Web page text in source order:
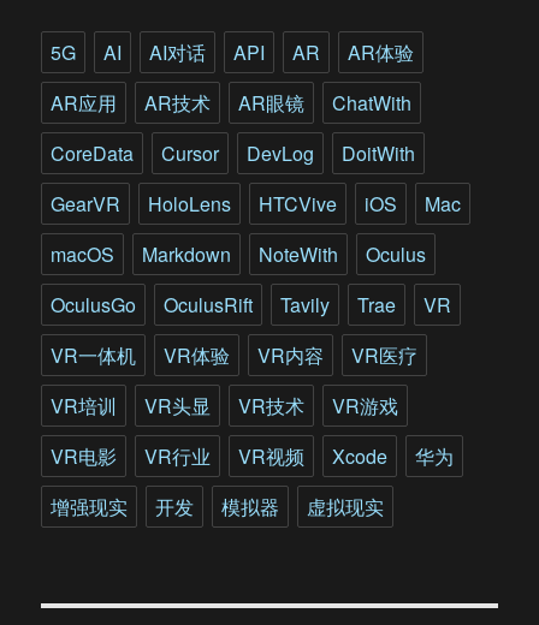
提
供
全
新
方
式
5G AI AI对话 API AR
AR体验
AR应用
AR技术 AR眼镜
ChatWith
CoreData
Cursor DevLog
DoitWith
GearVR
HoloLens HTCVive iOS
Mac
macOS
Markdown NoteWith
Oculus
OculusGo
OculusRift Tavily Trae
VR
VR一体机
VR体验 VR内容
VR医疗
VR培训
VR头显 VR技术
VR游戏
VR电影
VR行业 VR视频 Xcode
华为
增强现实
开发 模拟器 虚拟现实